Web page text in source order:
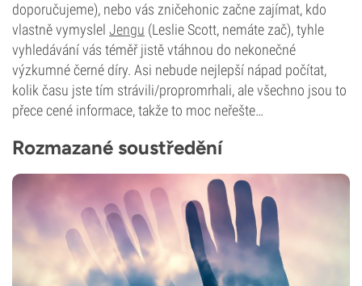
doporučujeme), nebo vás zničehonic začne zajímat, kdo
vlastně vymyslel Jengu (Leslie Scott, nemáte zač), tyhle
vyhledávání vás téměř jistě vtáhnou do nekonečné
výzkumné černé díry. Asi nebude nejlepší nápad počítat,
kolik času jste tím strávili/propromrhali, ale všechno jsou to
přece cené informace, takže to moc neřešte…
Rozmazané soustředění